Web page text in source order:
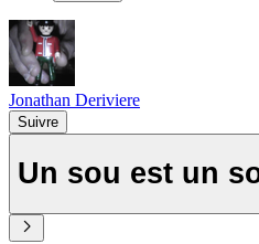
Jonathan Deriviere
Suivre
Un sou est un